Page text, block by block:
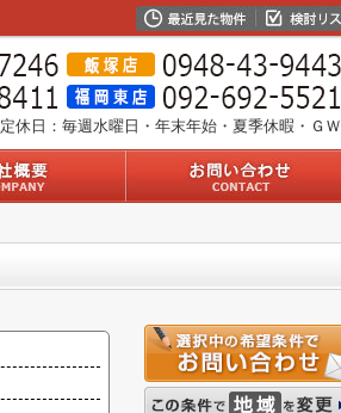
定休日：毎週水曜日・年末年始・夏季休暇・ＧＷ